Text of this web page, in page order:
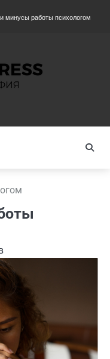
психологом Домашняя